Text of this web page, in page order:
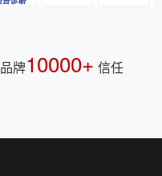
品牌10000+ 信任